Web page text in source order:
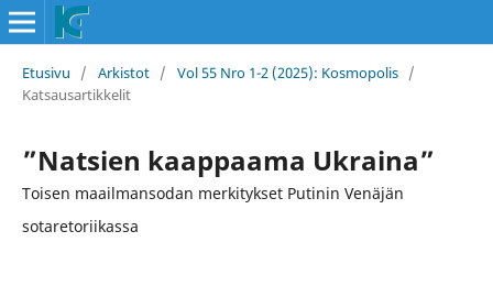
Etusivu / Arkistot / Vol 55 Nro 1-2 (2025): Kosmopolis /
Katsausartikkelit
”Natsien kaappaama Ukraina”
Toisen maailmansodan merkitykset Putinin Venäjän
sotaretoriikassa